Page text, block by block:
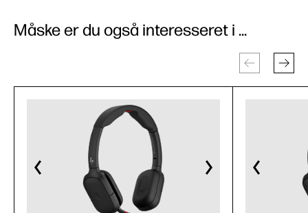
Måske er du også interesseret i ...